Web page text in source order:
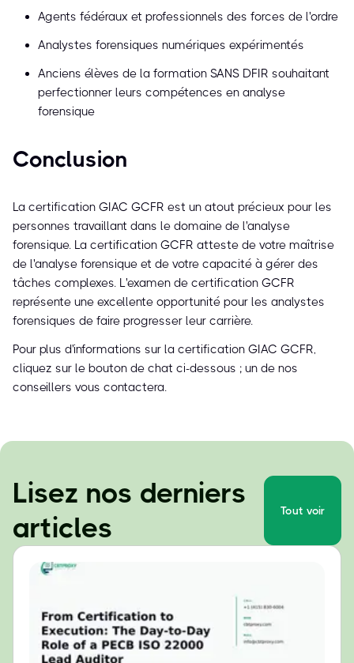
Agents fédéraux et professionnels des forces de l'ordre
Analystes forensiques numériques expérimentés
Anciens élèves de la formation SANS DFIR souhaitant
perfectionner leurs compétences en analyse
forensique
Conclusion
La certification GIAC GCFR est un atout précieux pour les
personnes travaillant dans le domaine de l'analyse
forensique. La certification GCFR atteste de votre maîtrise
de l'analyse forensique et de votre capacité à gérer des
tâches complexes. L'examen de certification GCFR
représente une excellente opportunité pour les analystes
forensiques de faire progresser leur carrière.
Pour plus d'informations sur la certification GIAC GCFR,
cliquez sur le bouton de chat ci-dessous ; un de nos
conseillers vous contactera.
Lisez nos derniers
articles
Tout voir